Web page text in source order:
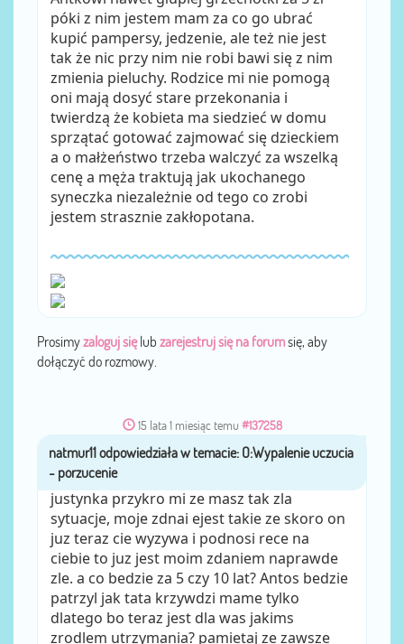
póki z nim jestem mam za co go ubrać
kupić pampersy, jedzenie, ale też nie jest
tak że nic przy nim nie robi bawi się z nim
zmienia pieluchy. Rodzice mi nie pomogą
oni mają dosyć stare przekonania i
twierdzą że kobieta ma siedzieć w domu
sprzątać gotować zajmować się dzieckiem
a o małżeństwo trzeba walczyć za wszelką
cenę a męża traktują jak ukochanego
syneczka niezależnie od tego co zrobi
jestem strasznie zakłopotana.
Prosimyzaloguj sięlub zarejestruj się na forumsię, aby
dołączyć do rozmowy.
15 lata 1 miesiąc temu #137258
przez
justynka przykro mi ze masz tak zla
sytuacje, moje zdnai ejest takie ze skoro on
juz teraz cie wyzywa i podnosi rece na
ciebie to juz jest moim zdaniem naprawde
zle. a co bedzie za 5 czy 10 lat? Antos bedzie
patrzyl jak tata krzywdzi mame tylko
dlatego bo teraz jest dla was jakims
zrodlem utrzymania? pamietaj ze zawsze